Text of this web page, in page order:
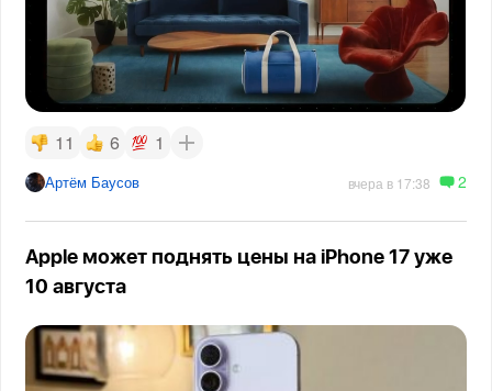
11 6 1
Артём Баусов вчера в 17:38 2
Apple может поднять цены на iPhone 17 уже
10 августа